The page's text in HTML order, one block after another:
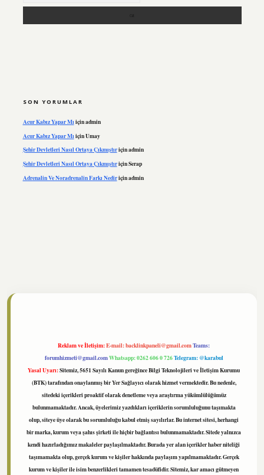
SON YORUMLAR
Acur Kabız Yapar Mıiçinadmin
Acur Kabız Yapar Mı içinUmay
Şehir Devletleri Nasıl Ortaya Çıkmıştıriçinadmin
Şehir Devletleri Nasıl Ortaya ÇıkmıştıriçinSerap
Adrenalin Ve Noradrenalin Farkı Nediriçinadmin
Reklam ve İletişim:E-mail:backlinkpaneli@gmail.comTeams:
forumhizmeti@gmail.comWhatsapp: 0262 606 0 726Telegram: @karabul
Yasal Uyarı:Sitemiz, 5651 Sayılı Kanun gereğince Bilgi Teknolojileri ve İletişim Kurumu
(BTK) tarafından onaylanmış bir Yer Sağlayıcı olarak hizmet vermektedir. Bu nedenle,
sitedeki içerikleri proaktif olarak denetleme veya araştırma yükümlülüğümüz
bulunmamaktadır. Ancak, üyelerimiz yazdıkları içeriklerin sorumluluğunu taşımakta
olup, siteye üye olarak bu sorumluluğu kabul etmiş sayılırlar. Bu internet sitesi, herhangi
bir marka, kurum veya şahıs şirketi ile hiçbir bağlantısı bulunmamaktadır. Sitede yalnızca
kendi hazırladığımız makaleler paylaşılmaktadır. Burada yer alan içerikler haber niteliği
taşımamakta olup, gerçek kurum ve kişiler hakkında paylaşım yapılmamaktadır. Gerçek
kurum ve kişiler ile isim benzerlikleri tamamen tesadüfidir. Sitemiz, kar amacı gütmeyen